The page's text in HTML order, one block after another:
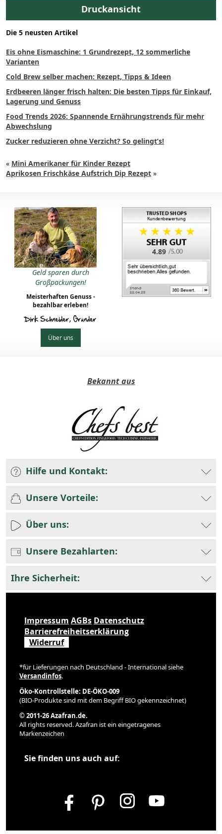
Druckansicht
Die 5 neusten Artikel
Eis ohne Eismaschine: 1 Grundrezept, 12 sommerliche
Varianten
Cold Brew selber machen: Rezept, Tipps & Ideen
Erdbeeren länger frisch halten: Die besten Tipps für Einkauf,
Lagerung und Genuss
Food Trends 2026: Spannende Ernährungstrends für mehr
Abwechslung
Zucker reduzieren ohne Verzicht? So gelingt’s!
« Mini Amerikaner für Kinder Rezept
Aprikosen Frischkäse Aufstrich Dip Rezept »
Geld sparen durch
Großpackungen!
Meisterhaften Genuss -
bezahlbar erleben!
Dirk Schneider, Gründer
Über uns
4.89
Bekannt aus
Hilfe und Kontakt:
Unsere Vorteile:
Über uns:
Unsere Bezahlarten:
Ihre Sicherheit:
Impressum AGBs Datenschutz
Barrierefreiheitserklärung
Widerruf
*für Lieferungen nach Deutschland - International siehe
Versandinfos.
Öko-Kontrollstelle: DE-ÖKO-009
(BIO-Produkte sind mit dem Begriff BIO gekennzeichnet)
© 2011-26 Azafran.de.
All rights reserved. Azafran ist ein eingetragenes
Markenzeichen
Sie finden uns auch auf: